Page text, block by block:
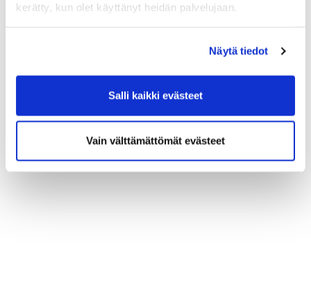
kerätty, kun olet käyttänyt heidän palvelujaan.
Näytä tiedot
Salli kaikki evästeet
Vain välttämättömät evästeet